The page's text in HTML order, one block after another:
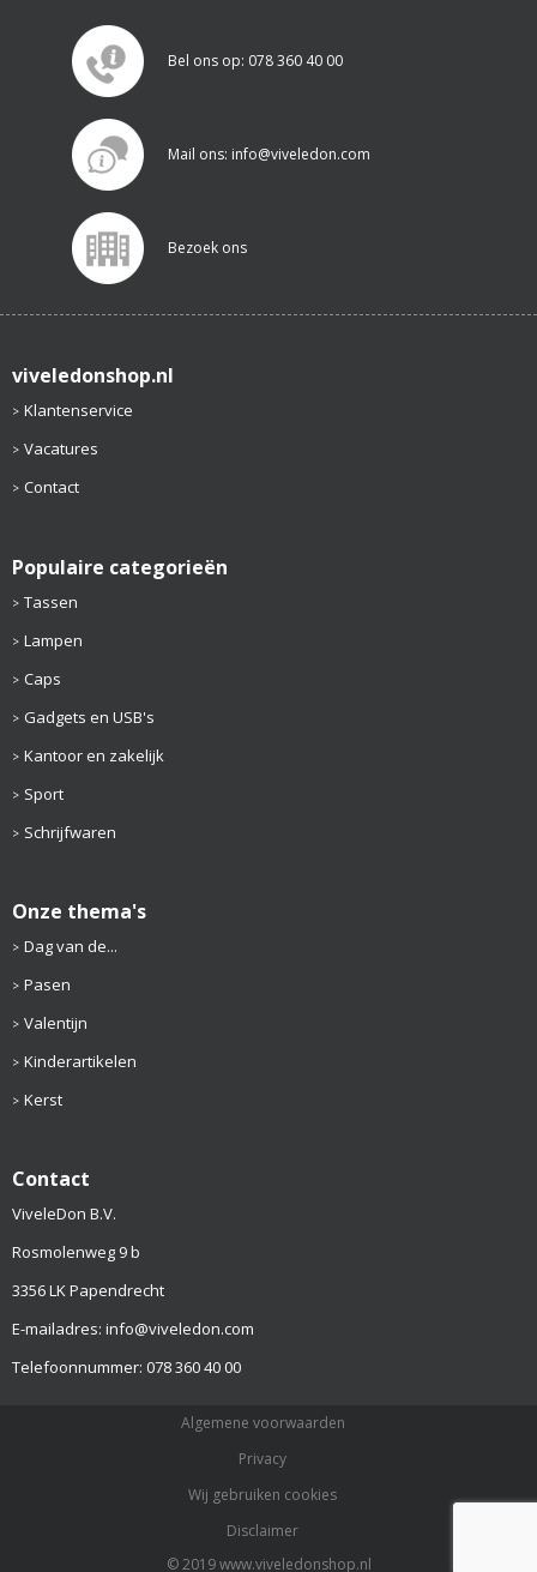
Bel ons op: 078 360 40 00
Mail ons: info@viveledon.com
Bezoek ons
viveledonshop.nl
Klantenservice
Vacatures
Contact
Populaire categorieën
Tassen
Lampen
Caps
Gadgets en USB's
Kantoor en zakelijk
Sport
Schrijfwaren
Onze thema's
Dag van de...
Pasen
Valentijn
Kinderartikelen
Kerst
Contact
ViveleDon B.V.
Rosmolenweg 9 b
3356 LK Papendrecht
E-mailadres: info@viveledon.com
Telefoonnummer: 078 360 40 00
Algemene voorwaarden
Privacy
Wij gebruiken cookies
Disclaimer
© 2019 www.viveledonshop.nl